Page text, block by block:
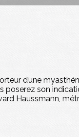
d’une
son
Haussmann,